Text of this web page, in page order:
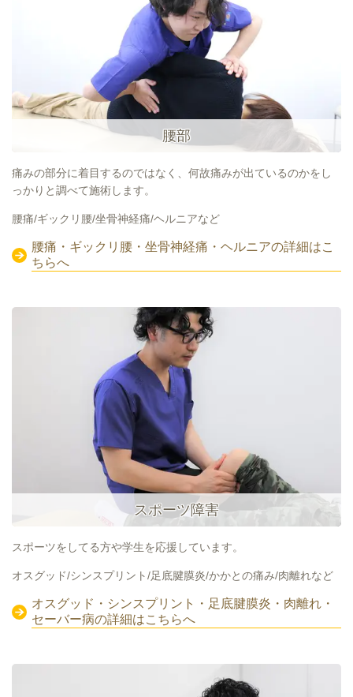
腰部
痛みの部分に着目するのではなく、何故痛みが出ているのかをし
っかりと調べて施術します。
腰痛/ギックリ腰/坐骨神経痛/ヘルニアなど
腰痛・ギックリ腰・坐骨神経痛・ヘルニアの詳細はこ
ちらへ
スポーツ障害
スポーツをしてる方や学生を応援しています。
オスグッド/シンスプリント/足底腱膜炎/かかとの痛み/肉離れなど
オスグッド・シンスプリント・足底腱膜炎・肉離れ・
セーバー病の詳細はこちらへ